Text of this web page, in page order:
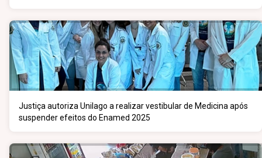
Justiça autoriza Unilago a realizar vestibular de Medicina após
suspender efeitos do Enamed 2025